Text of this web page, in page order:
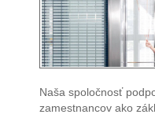
Naša spoločnosť
zamestnancov ako